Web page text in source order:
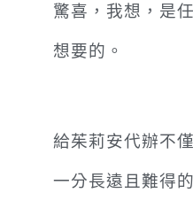
驚喜，我想，是
想要的。
給茱莉安代辦不
一分長遠且難得